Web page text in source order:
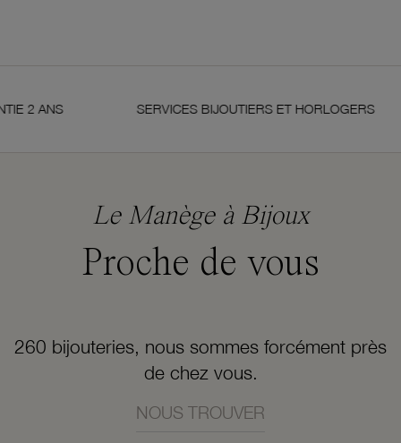
SERVICES BIJOUTIERS ET HORLOGERS
Le Manège à Bijoux
Proche de vous
260 bijouteries, nous sommes forcément près
de chez vous.
NOUS TROUVER